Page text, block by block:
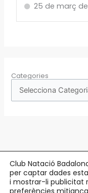
25 de març
Categories
Copyright © 2026 Club
Club Natació
per captar dades
i mostrar-li publicitat
preferències